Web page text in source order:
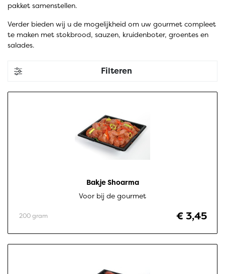
pakket samenstellen.
Verder bieden wij u de mogelijkheid om uw gourmet compleet
te maken met stokbrood, sauzen, kruidenboter, groentes en
salades.
Filteren
Bakje Shoarma
Voor bij de gourmet
€ 3,45
200 gram